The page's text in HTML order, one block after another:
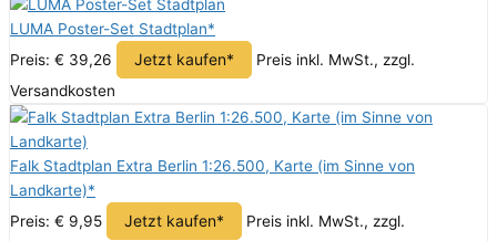
LUMA Poster-Set Stadtplan*
Preis: € 39,26
Jetzt kaufen*
Preis inkl. MwSt., zzgl.
Versandkosten
Falk Stadtplan Extra Berlin 1:26.500, Karte (im Sinne von
Landkarte)*
Preis: € 9,95
Jetzt kaufen*
Preis inkl. MwSt., zzgl.